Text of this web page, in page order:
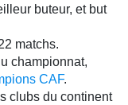
buteur, et but
matchs.
championnat,
CAF.
clubs du continent